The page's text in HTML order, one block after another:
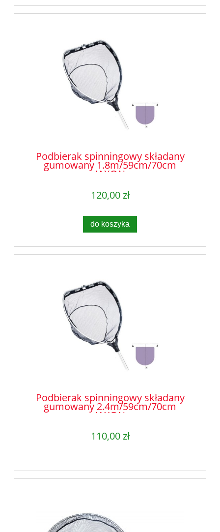
Podbierak spinningowy składany
gumowany 1.8m/59cm/70cm
JAXON
120,00 zł
do koszyka
Podbierak spinningowy składany
gumowany 2.4m/59cm/70cm
JAXON
110,00 zł